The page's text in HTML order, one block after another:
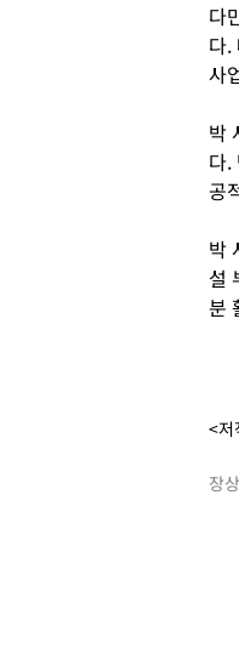
다
다.
사
박
다.
공
박
설
분
<저
장